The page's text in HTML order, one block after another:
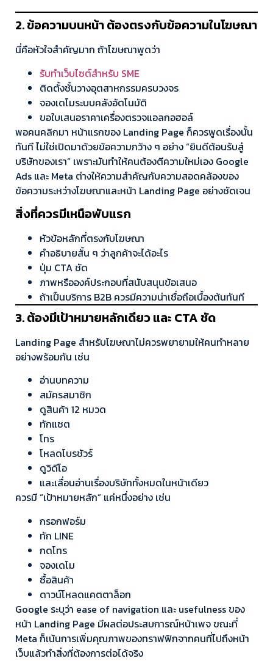
2. ข้อความบนหน้า ต้องตรงกับข้อความในโฆษณา
นี่คือหัวใจสำคัญมาก ถ้าโฆษณาพูดว่า
รับทำเว็บไซต์สำหรับ SME
ติดตั้งชั้นวางอุตสาหกรรมครบวงจร
จองเดโมระบบคลังอัตโนมัติ
ขอใบเสนอราคาเครื่องตรวจแอลกอฮอล์
พอคนคลิกมา หน้าแรกของ Landing Page ก็ควรพูดเรื่องนั้น
ทันที ไม่ใช่เปิดมาด้วยข้อความกว้าง ๆ อย่าง “ยินดีต้อนรับสู่
บริษัทของเรา” เพราะมันทำให้คนต้องตีความใหม่เอง Google
Ads และ Meta ต่างให้ความสำคัญกับความสอดคล้องของ
ข้อความระหว่างโฆษณาและหน้า Landing Page อย่างชัดเจน
สิ่งที่ควรมีเหนือพับแรก
หัวข้อหลักที่ตรงกับโฆษณา
คำอธิบายสั้น ๆ ว่าลูกค้าจะได้อะไร
ปุ่ม CTA ชัด
ภาพหรือองค์ประกอบที่สนับสนุนข้อเสนอ
ถ้าเป็นบริการ B2B ควรมีความน่าเชื่อถือเบื้องต้นทันที
3. ต้องมีเป้าหมายหลักเดียว และ CTA ชัด
Landing Page สำหรับโฆษณาไม่ควรพยายามให้คนทำหลาย
อย่างพร้อมกัน เช่น
อ่านบทความ
สมัครสมาชิก
ดูสินค้า 12 หมวด
ทักแชต
โทร
โหลดโบรชัวร์
ดูวิดีโอ
และเลื่อนอ่านเรื่องบริษัททั้งหมดในหน้าเดียว
ควรมี “เป้าหมายหลัก” แค่หนึ่งอย่าง เช่น
กรอกฟอร์ม
ทัก LINE
กดโทร
จองเดโม
ซื้อสินค้า
ดาวน์โหลดแคตตาล็อก
Google ระบุว่า ease of navigation และ usefulness ของ
หน้า Landing Page มีผลต่อประสบการณ์หน้าเพจ ขณะที่
Meta ก็เน้นการเพิ่มคุณภาพของทราฟฟิกจากคนที่ไปถึงหน้า
เว็บแล้วทำสิ่งที่ต้องการต่อได้จริง